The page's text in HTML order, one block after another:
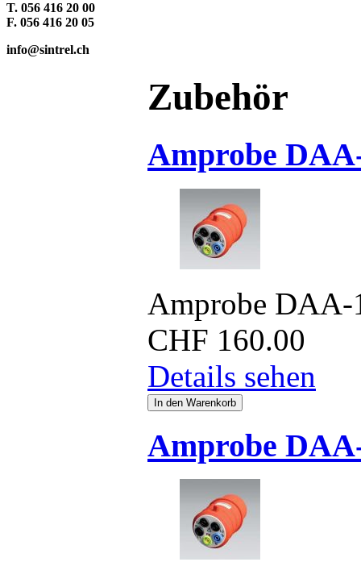
T. 056 416 20 00
F. 056 416 20 05
info@sintrel.ch
Zubehör
Amprobe
Amprobe DAA-
CHF 160.00
Details sehen
Amprobe